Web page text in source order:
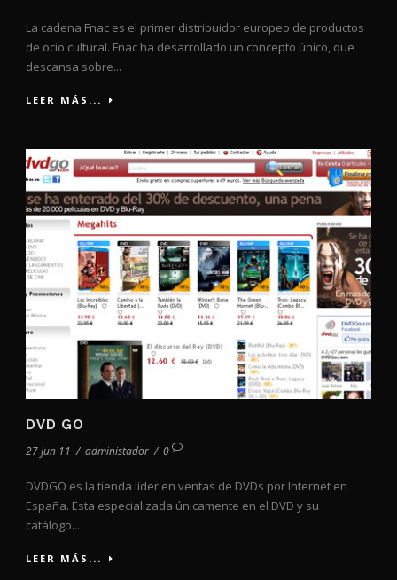
La cadena Fnac es el primer distribuidor europeo de productos
de ocio cultural. Fnac ha desarrollado un concepto único, que
descansa sobre...
LEER MÁS...
DVD GO
27 Jun 11 / administador / 0
DVDGO es la tienda líder en ventas de DVDs por Internet en
España. Esta especializada únicamente en el DVD y su
catálogo...
LEER MÁS...